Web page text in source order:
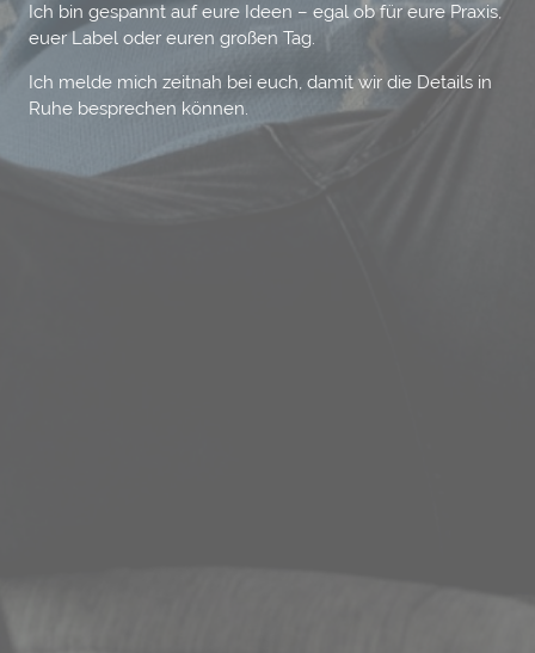
Ich bin gespannt auf eure Ideen – egal ob für eure Praxis,
euer Label oder euren großen Tag.
Ich melde mich zeitnah bei euch, damit wir die Details in
Ruhe besprechen können.